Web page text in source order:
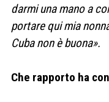
darmi una mano a
portare qui mia
Cuba non è buona».
Che rapporto ha